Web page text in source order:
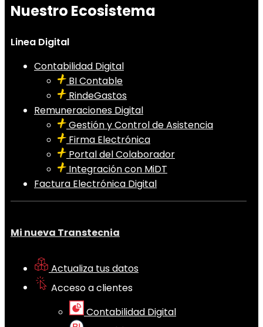
Nuestro Ecosistema
Linea Digital
Contabilidad Digital
BI Contable
RindeGastos
Remuneraciones Digital
Gestión y Control de Asistencia
Firma Electrónica
Portal del Colaborador
Integración con MiDT
Factura Electrónica Digital
Mi nueva Transtecnia
Actualiza tus datos
Acceso a clientes
Contabilidad Digital